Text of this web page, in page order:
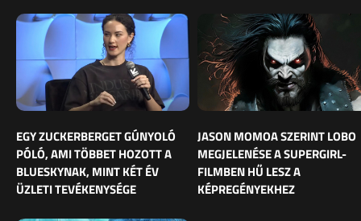
EGY ZUCKERBERGET GÚNYOLÓ
PÓLÓ, AMI TÖBBET HOZOTT A
BLUESKYNAK, MINT KÉT ÉV
ÜZLETI TEVÉKENYSÉGE
JASON MOMOA SZERINT LOBO
MEGJELENÉSE A SUPERGIRL-
FILMBEN HŰ LESZ A
KÉPREGÉNYEKHEZ